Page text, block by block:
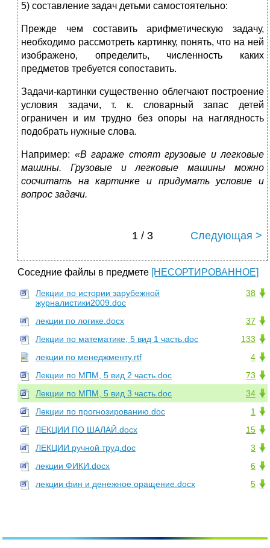
5) составление задач детьми самостоятельно:
Прежде чем составить арифметическую задачу,
необходимо рассмотреть картинку, понять, что на ней
изображено, определить, численность каких
предметов требуется сопоставить.
Задачи-картинки существенно облегчают построение
условия задачи, т. к. словарный запас детей
ограничен и им трудно без опоры на наглядность
подобрать нужные слова.
Например: «В гараже стоят грузовые и легковые
машины. Грузовые и легковые машины можно
сосчитать на картинке и придумать условие и
вопрос задачи.
1 / 3 Следующая >
Соседние файлы в предмете [НЕСОРТИРОВАННОЕ]
38
Лекции по истории зарубежной
журналистики2009.doc
37
лекции по логике.docx
133
Лекции по математике, 5 вид 1 часть.doc
4
лекции по менеджменту.rtf
73
Лекции по МПМ, 5 вид 2 часть.doc
34
Лекции по МПМ, 5 вид 3 часть.doc
1
Лекции по прогнозированию.doc
15
ЛЕКЦИИ ПО ШАЛАЙ.docx
3
ЛЕКЦИИ ручной труд.doc
6
лекции ФИКИ.docx
5
лекции фин и денежное оращение.docx